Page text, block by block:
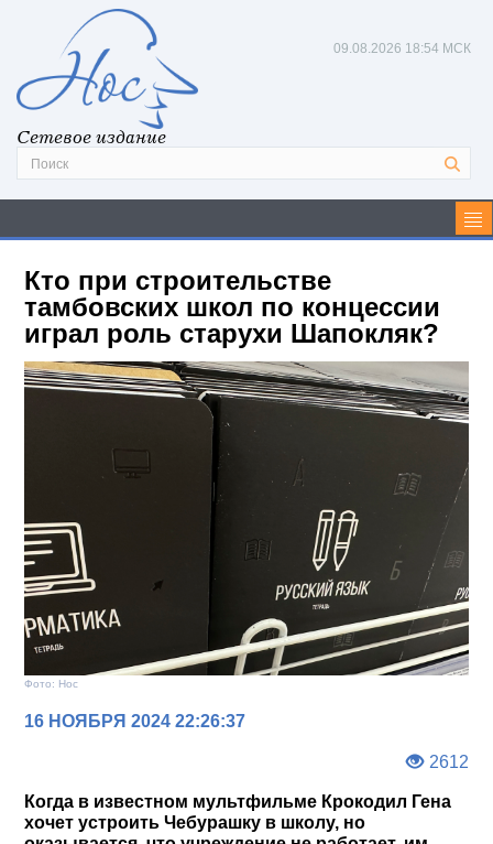
Сетевое издание
09.08.2026 18:54 МСК
Кто при строительстве
тамбовских школ по концессии
играл роль старухи Шапокляк?
Фото: Нос
16 НОЯБРЯ 2024 22:26:37
2612
Когда в известном мультфильме Крокодил Гена
хочет устроить Чебурашку в школу, но